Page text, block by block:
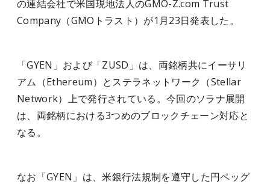
の連結会社で米国現地法人のGMO-Z.com Trust
Company（GMOトラスト）が1月23日発表した。
「GYEN」および「ZUSD」は、両銘柄共にイーサリ
アム（Ethereum）とステラネットワーク（Stellar
Network）上で発行されている。今回のソラナ展開
は、両銘柄における3つめのブロックチェーン対応と
なる。
なお「GYEN」は、米銀行法規制を遵守した円ペッグ